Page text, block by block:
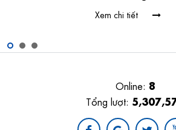
Xem chi tiết
Online: 8
Tổng lượt: